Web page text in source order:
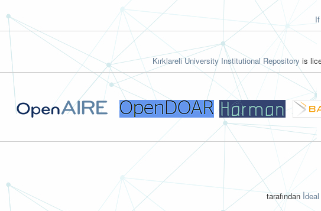
Kırklareli University Institutional Repository is
tarafından